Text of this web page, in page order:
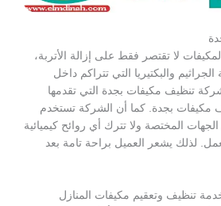
لا تقتصر فقط على إزالة الأتربة،
والبكتيريا التي تتراكم داخل
شركة تنظيف مكيفات بجدة التي تقدمها
بجدة. كما أن الشركة تستخدم
المختصة ولا تترك أي روائح كيميائية
لذلك يشعر العميل براحة تامة بعد
تنظيف وتعقيم مكيفات المنازل